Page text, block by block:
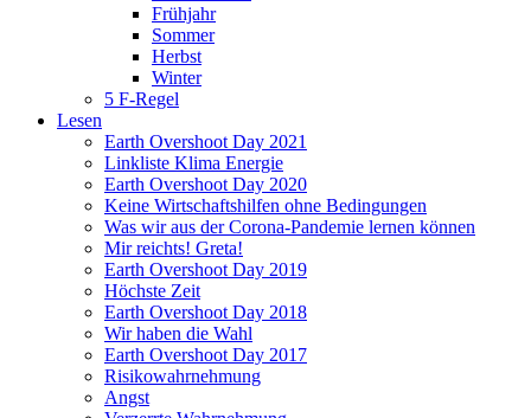
Frühjahr
Sommer
Herbst
Winter
5 F-Regel
Lesen
Earth Overshoot Day 2021
Linkliste Klima Energie
Earth Overshoot Day 2020
Keine Wirtschaftshilfen ohne Bedingungen
Was wir aus der Corona-Pandemie lernen können
Mir reichts! Greta!
Earth Overshoot Day 2019
Höchste Zeit
Earth Overshoot Day 2018
Wir haben die Wahl
Earth Overshoot Day 2017
Risikowahrnehmung
Angst